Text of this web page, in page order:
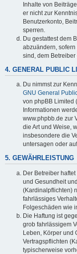
Inhalte von
er nicht zur
Benutzerkonto,
sperren.
Du gestattest dem
abzuändern,
sind, dem
4. GENERAL PUBLIC
Du nimmst zur
GNU General
von phpBB Limited
Informationen
www.phpbb.de zur
die Art und Weise,
insbesondere die
untersagen oder
5. GEWÄHRLEISTUNG
Der Betreiber
und Gesundheit
(Kardinalpflichten)
fahrlässiges
Folgeschäden wie
Die Haftung ist
grob fahrlässigem
Leben, Körper und
Vertragspflichten
typischerweise